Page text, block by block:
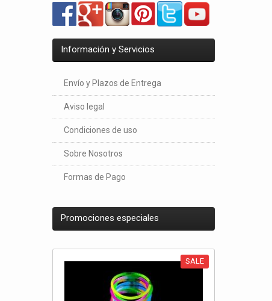
Información y Servicios
Envío y Plazos de Entrega
Aviso legal
Condiciones de uso
Sobre Nosotros
Formas de Pago
Promociones especiales
SALE